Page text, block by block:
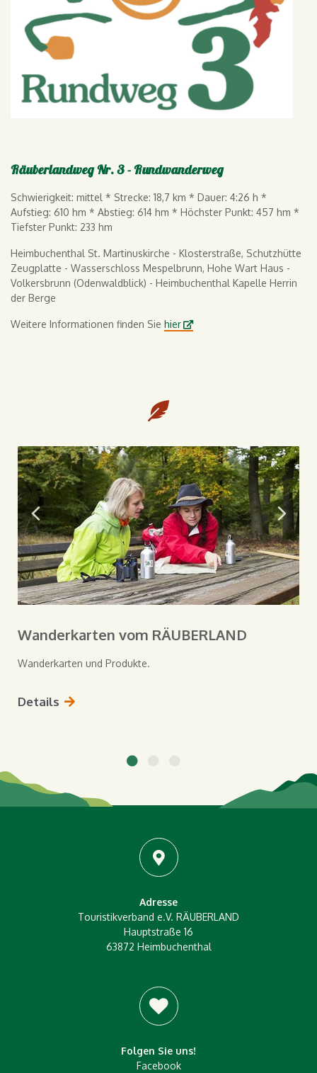
Räuberlandweg Nr. 3 - Rundwanderweg
Schwierigkeit: mittel * Strecke: 18,7 km * Dauer: 4:26 h *
Aufstieg: 610 hm * Abstieg: 614 hm * Höchster Punkt: 457 hm *
Tiefster Punkt: 233 hm
Heimbuchenthal St. Martinuskirche - Klosterstraße, Schutzhütte
Zeugplatte - Wasserschloss Mespelbrunn, Hohe Wart Haus -
Volkersbrunn (Odenwaldblick) - Heimbuchenthal Kapelle Herrin
der Berge
Weitere Informationen finden Sie hier
Wanderkarten vom RÄUBERLAND
Wanderkarten und Produkte.
Details
Adresse
Touristikverband e.V. RÄUBERLAND
Hauptstraße 16
63872 Heimbuchenthal
Folgen Sie uns!
Facebook